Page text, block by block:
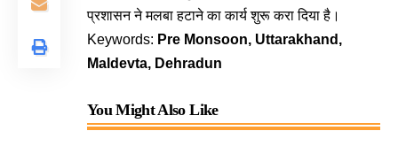
प्रशासन ने मलबा हटाने का कार्य शुरू करा दिया है।
Keywords: Pre Monsoon, Uttarakhand,
Maldevta, Dehradun
You Might Also Like